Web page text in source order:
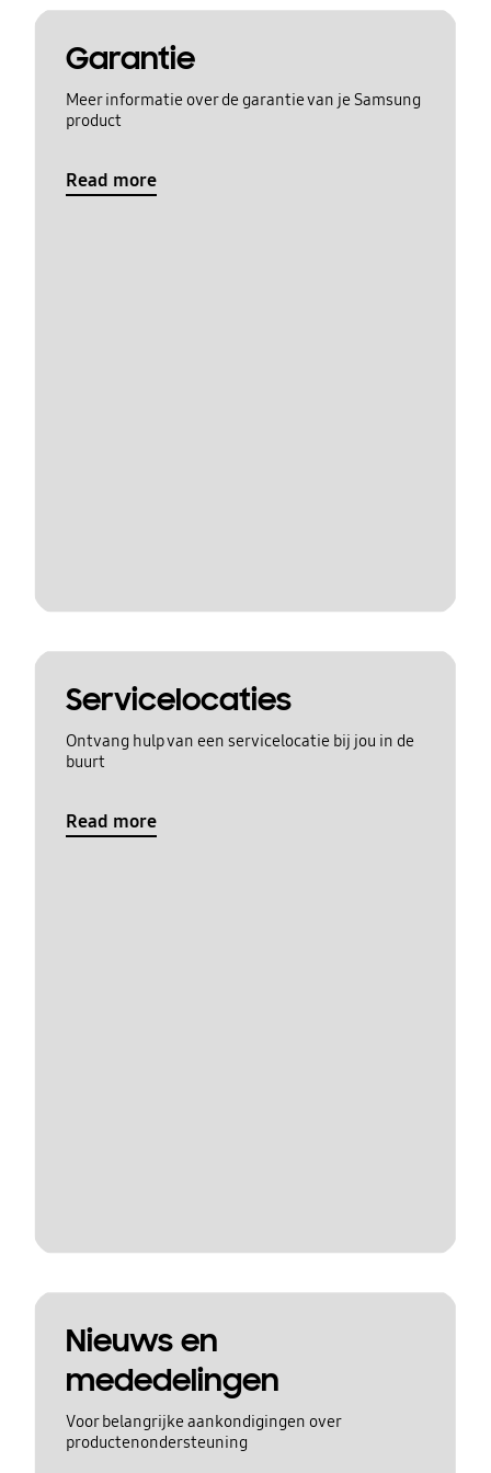
Garantie
Meer informatie over de garantie van je Samsung
product
Read more
Servicelocaties
Ontvang hulp van een servicelocatie bij jou in de
buurt
Read more
Nieuws en
mededelingen
Voor belangrijke aankondigingen over
productenondersteuning